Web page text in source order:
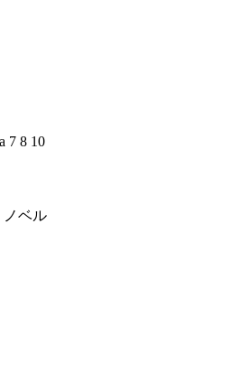
7 8 10
ノベル